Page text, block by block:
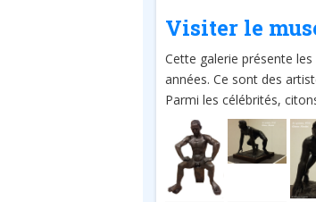
Visiter le
Cette galerie présente les
années. Ce sont des
Parmi les célébrités,